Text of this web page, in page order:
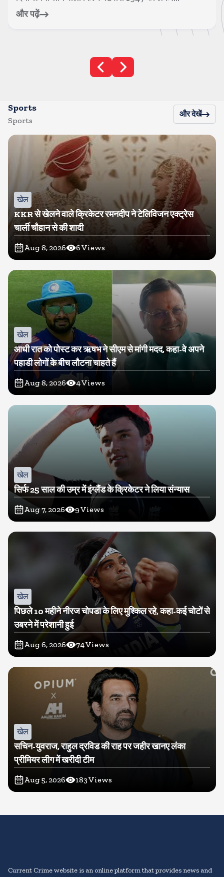
और पढ़ें
Sports
Sports
और देखें
खेल
KKR से खेलने वाले क्रिकेटर रमनदीप ने टेलिविजन एक्ट्रेस
चार्ली चौहान से की शादी
Aug 8, 2026 6Views
खेल
आधी रात को पोस्ट कर ऋषभ ने सीएम से मांगी मदद, कहा-वे अपने
पहाडी लोगों के बीच लौटना चाहते हैं
Aug 8, 2026 4Views
खेल
सिर्फ 25 साल की उम्र में इंग्लैंड के क्रिकेटर ने लिया संन्यास
Aug 7, 2026 9Views
खेल
पिछले 10 महीने नीरज चोपडा के लिए मुश्किल रहे, कहा-कई चोटों से
उबरने में परेशानी हुई
Aug 6, 2026 74Views
खेल
सचिन-युवराज, राहुल द्रविड की राह पर जहीर खानए लंका
प्रीमियर लीग में खरीदी टीम
Aug 5, 2026 183Views
Current Crime website is an online platform that provides news and